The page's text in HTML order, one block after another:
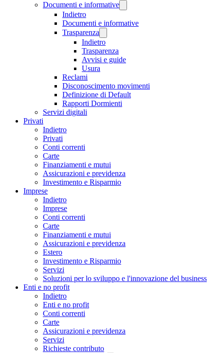
Documenti e informative
Indietro
Documenti e informative
Trasparenza
Indietro
Trasparenza
Avvisi e guide
Usura
Reclami
Disconoscimento movimenti
Definizione di Default
Rapporti Dormienti
Servizi digitali
Privati
Indietro
Privati
Conti correnti
Carte
Finanziamenti e mutui
Assicurazioni e previdenza
Investimento e Risparmio
Imprese
Indietro
Imprese
Conti correnti
Carte
Finanziamenti e mutui
Assicurazioni e previdenza
Estero
Investimento e Risparmio
Servizi
Soluzioni per lo sviluppo e l'innovazione del business
Enti e no profit
Indietro
Enti e no profit
Conti correnti
Carte
Assicurazioni e previdenza
Servizi
Richieste contributo